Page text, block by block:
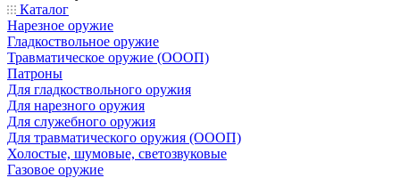
Каталог
Нарезное оружие
Гладкоствольное оружие
Травматическое оружие (ОООП)
Патроны
Для гладкоствольного оружия
Для нарезного оружия
Для служебного оружия
Для травматического оружия (ОООП)
Холостые, шумовые, светозвуковые
Газовое оружие